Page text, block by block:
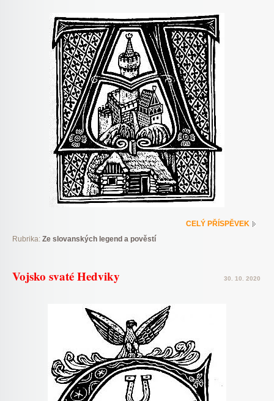
CELÝ PŘÍSPĚVEK
Rubrika: Ze slovanských legend a pověstí
Vojsko svaté Hedviky 30. 10. 2020